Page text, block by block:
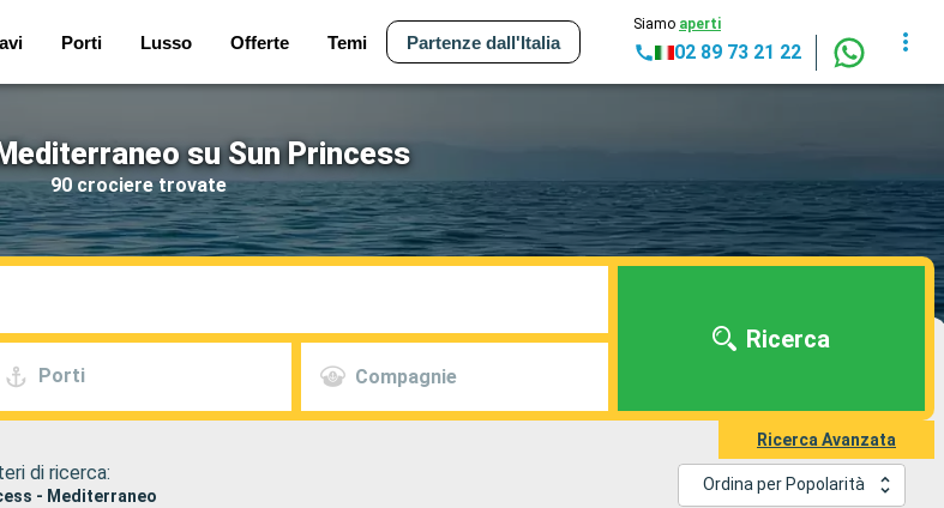
Porti Lusso Offerte Temi Partenze dall'Italia
Siamo aperti
02 89 73 21 22
su Sun Princess
90 crociere trovate
Porti Compagnie
Ricerca
Ricerca Avanzata
di ricerca:
- Mediterraneo
Ordina per Popolarità